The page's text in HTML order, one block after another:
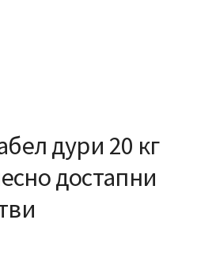
дури 20 кг
достапни